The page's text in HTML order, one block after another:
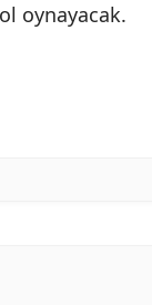
oynayacak.